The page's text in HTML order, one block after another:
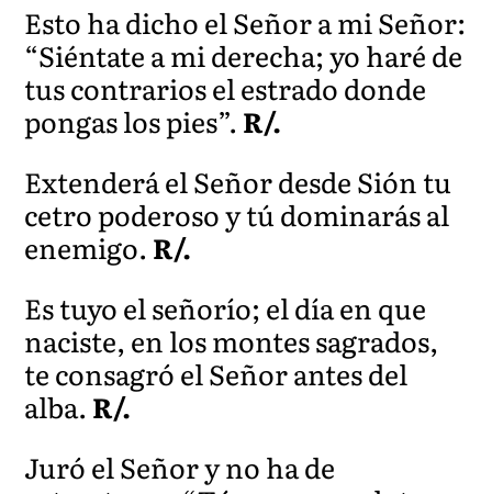
Esto ha dicho el Señor a mi Señor:
“Siéntate a mi derecha; yo haré de
tus contrarios el estrado donde
pongas los pies”. R/.
Extenderá el Señor desde Sión tu
cetro poderoso y tú dominarás al
enemigo. R/.
Es tuyo el señorío; el día en que
naciste, en los montes sagrados,
te consagró el Señor antes del
alba. R/.
Juró el Señor y no ha de